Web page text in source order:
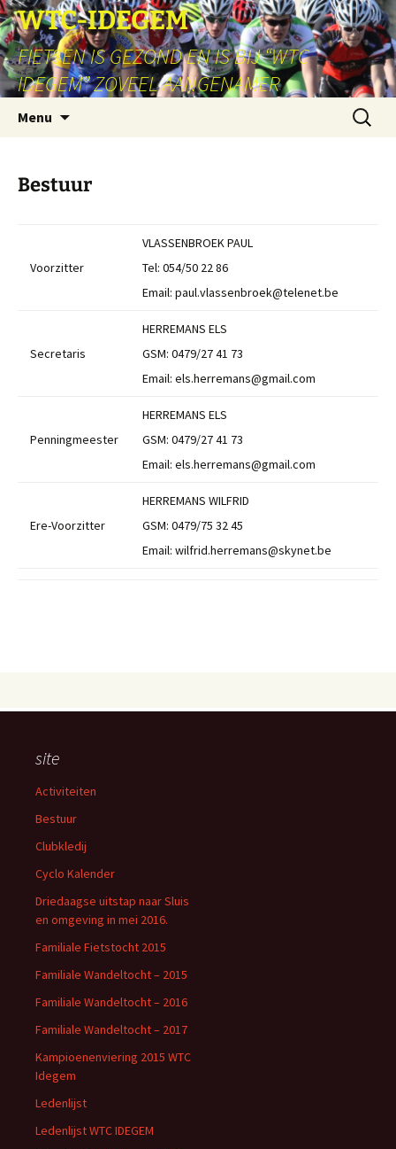
Ga
naar
de
inhoud
WTC-IDEGEM
FIETSEN IS GEZOND EN IS BIJ “WTC
IDEGEM” ZOVEEL AANGENAMER
Menu
Zoeken
naar:
Bestuur
Voorzitter
VLASSENBROEK PAUL
Tel: 054/50 22 86
Email: paul.vlassenbroek@telenet.be
Secretaris
HERREMANS ELS
GSM: 0479/27 41 73
Email: els.herremans@gmail.com
Penningmeester
HERREMANS ELS
GSM: 0479/27 41 73
Email: els.herremans@gmail.com
Ere-Voorzitter
HERREMANS WILFRID
GSM: 0479/75 32 45
Email: wilfrid.herremans@skynet.be
site
Activiteiten
Bestuur
Clubkledij
Cyclo Kalender
Driedaagse uitstap naar Sluis
en omgeving in mei 2016.
Familiale Fietstocht 2015
Familiale Wandeltocht – 2015
Familiale Wandeltocht – 2016
Familiale Wandeltocht – 2017
Kampioenenviering 2015 WTC
Idegem
Ledenlijst
Ledenlijst WTC IDEGEM